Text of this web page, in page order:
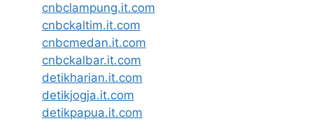
cnbclampung.it.com
cnbckaltim.it.com
cnbcmedan.it.com
cnbckalbar.it.com
detikharian.it.com
detikjogja.it.com
detikpapua.it.com